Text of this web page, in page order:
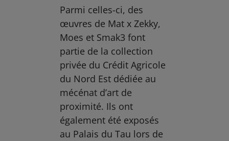
Parmi celles-ci, des
œuvres de Mat x Zekky,
Moes et Smak3 font
partie de la collection
privée du Crédit Agricole
du Nord Est dédiée au
mécénat d’art de
proximité. Ils ont
également été exposés
au Palais du Tau lors de